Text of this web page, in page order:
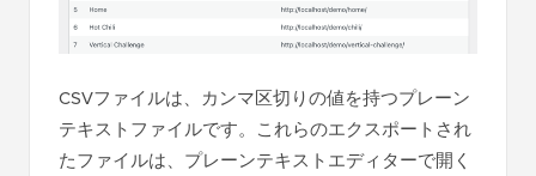
CSVファイルは、カンマ区切りの値を持つプレーン
テキストファイルです。これらのエクスポートされ
たファイルは、プレーンテキストエディターで開く